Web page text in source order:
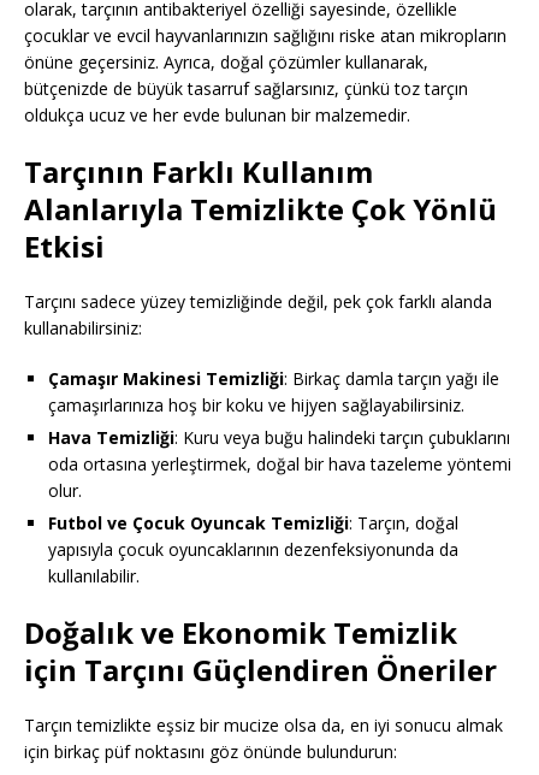
olarak, tarçının antibakteriyel özelliği sayesinde, özellikle
çocuklar ve evcil hayvanlarınızın sağlığını riske atan mikropların
önüne geçersiniz. Ayrıca, doğal çözümler kullanarak,
bütçenizde de büyük tasarruf sağlarsınız, çünkü toz tarçın
oldukça ucuz ve her evde bulunan bir malzemedir.
Tarçının Farklı Kullanım
Alanlarıyla Temizlikte Çok Yönlü
Etkisi
Tarçını sadece yüzey temizliğinde değil, pek çok farklı alanda
kullanabilirsiniz:
Çamaşır Makinesi Temizliği: Birkaç damla tarçın yağı ile
çamaşırlarınıza hoş bir koku ve hijyen sağlayabilirsiniz.
Hava Temizliği: Kuru veya buğu halindeki tarçın çubuklarını
oda ortasına yerleştirmek, doğal bir hava tazeleme yöntemi
olur.
Futbol ve Çocuk Oyuncak Temizliği: Tarçın, doğal
yapısıyla çocuk oyuncaklarının dezenfeksiyonunda da
kullanılabilir.
Doğalık ve Ekonomik Temizlik
için Tarçını Güçlendiren Öneriler
Tarçın temizlikte eşsiz bir mucize olsa da, en iyi sonucu almak
için birkaç püf noktasını göz önünde bulundurun: